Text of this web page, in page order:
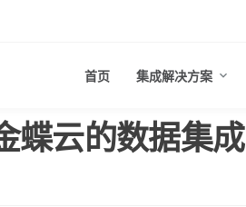
首页 集成解决方案
蝶云的数据集成